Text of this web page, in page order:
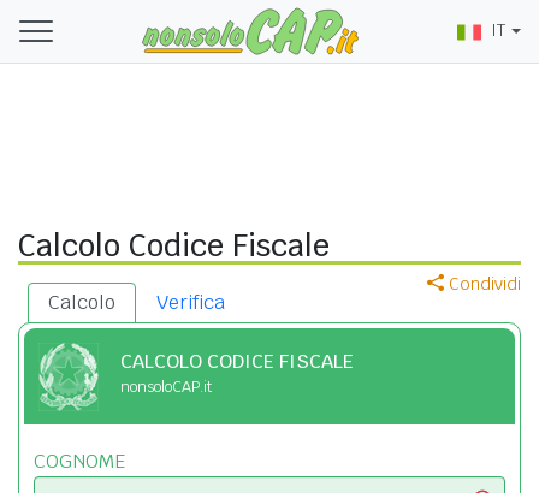
IT
Calcolo Codice Fiscale
Condividi
Calcolo Verifica
CALCOLO CODICE FISCALE
nonsoloCAP.it
COGNOME